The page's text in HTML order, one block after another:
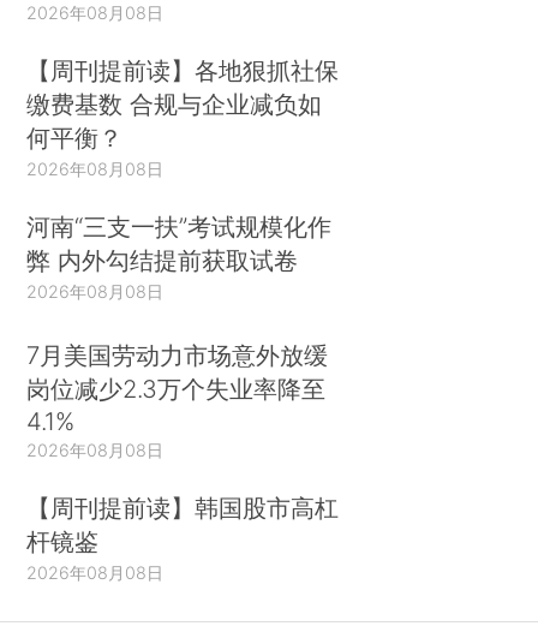
2026年08月08日
【周刊提前读】各地狠抓社保
缴费基数 合规与企业减负如
何平衡？
2026年08月08日
河南“三支一扶”考试规模化作
弊 内外勾结提前获取试卷
2026年08月08日
7月美国劳动力市场意外放缓
岗位减少2.3万个失业率降至
4.1%
2026年08月08日
【周刊提前读】韩国股市高杠
杆镜鉴
2026年08月08日